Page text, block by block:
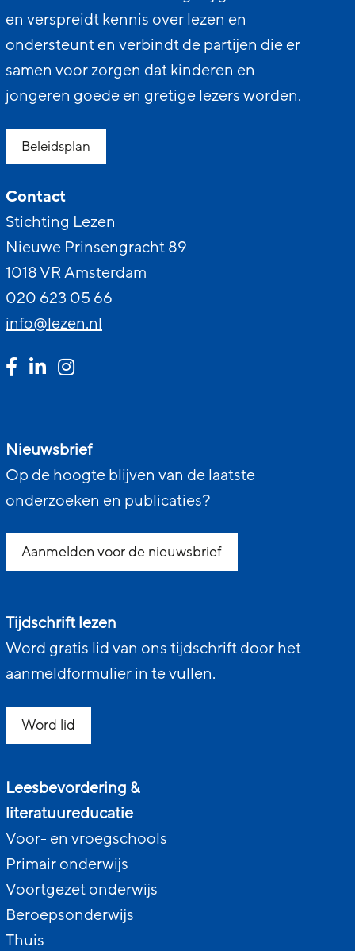
en verspreidt kennis over lezen en
ondersteunt en verbindt de partijen die er
samen voor zorgen dat kinderen en
jongeren goede en gretige lezers worden.
Beleidsplan
Contact
Stichting Lezen
Nieuwe Prinsengracht 89
1018 VR Amsterdam
020 623 05 66
info@lezen.nl
Nieuwsbrief
Op de hoogte blijven van de laatste
onderzoeken en publicaties?
Aanmelden voor de nieuwsbrief
Tijdschrift lezen
Word gratis lid van ons tijdschrift door het
aanmeldformulier in te vullen.
Word lid
Leesbevordering &
literatuureducatie
Voor- en vroegschools
Primair onderwijs
Voortgezet onderwijs
Beroepsonderwijs
Thuis